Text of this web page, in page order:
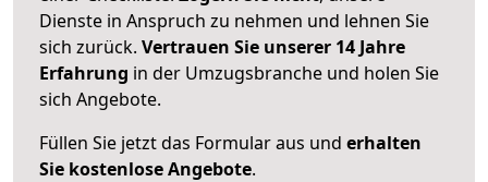
Dienste in Anspruch zu nehmen und lehnen Sie
sich zurück. Vertrauen Sie unserer 14 Jahre
Erfahrung in der Umzugsbranche und holen Sie
sich Angebote.
Füllen Sie jetzt das Formular aus und erhalten
Sie kostenlose Angebote.